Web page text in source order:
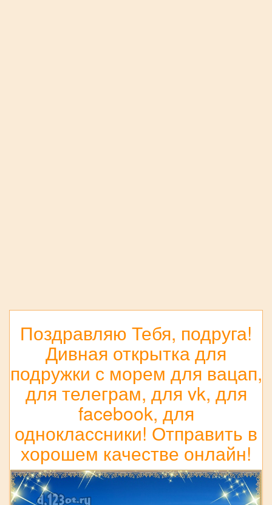
Поздравляю Тебя, подруга!
Дивная открытка для
подружки с морем для вацап,
для телеграм, для vk, для
facebook, для
одноклассники! Отправить в
хорошем качестве онлайн!